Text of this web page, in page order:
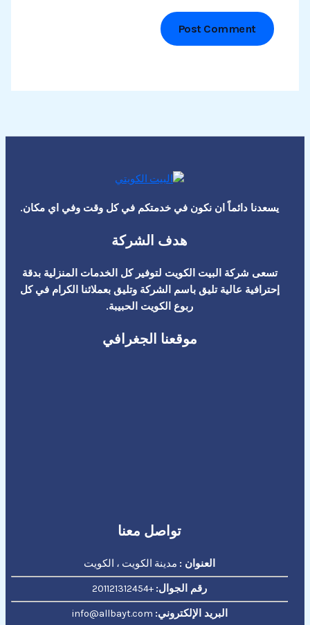
يسعدنا دائماً ان نكون في خدمتكم في كل وقت وفي اي مكان.
هدف الشركة
تسعى شركة البيت الكويت لتوفير كل الخدمات المنزلية بدقة
إحترافية عالية تليق باسم الشركة وتليق بعملائنا الكرام في كل
ربوع الكويت الحبيبة.
موقعنا الجغرافي
تواصل معنا
العنوان : مدينة الكويت ، الكويت
رقم الجوال: +201121312454
البريد الإلكتروني: